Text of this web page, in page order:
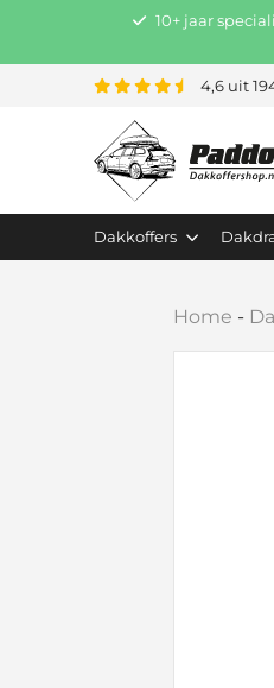
10+ jaar
4,6 uit
Dakkoffers
Home -